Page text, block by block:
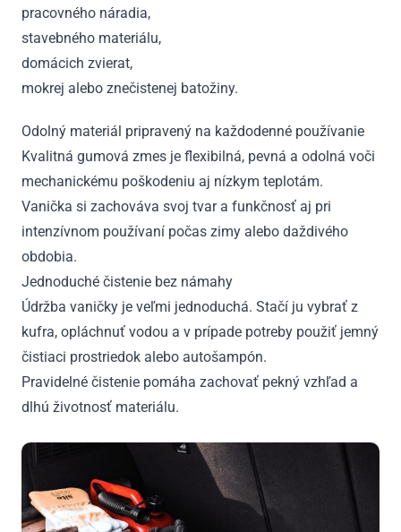
pracovného náradia,
stavebného materiálu,
domácich zvierat,
mokrej alebo znečistenej batožiny.
Odolný materiál pripravený na každodenné používanie
Kvalitná gumová zmes je flexibilná, pevná a odolná voči
mechanickému poškodeniu aj nízkym teplotám.
Vanička si zachováva svoj tvar a funkčnosť aj pri
intenzívnom používaní počas zimy alebo daždivého
obdobia.
Jednoduché čistenie bez námahy
Údržba vaničky je veľmi jednoduchá. Stačí ju vybrať z
kufra, opláchnuť vodou a v prípade potreby použiť jemný
čistiaci prostriedok alebo autošampón.
Pravidelné čistenie pomáha zachovať pekný vzhľad a
dlhú životnosť materiálu.